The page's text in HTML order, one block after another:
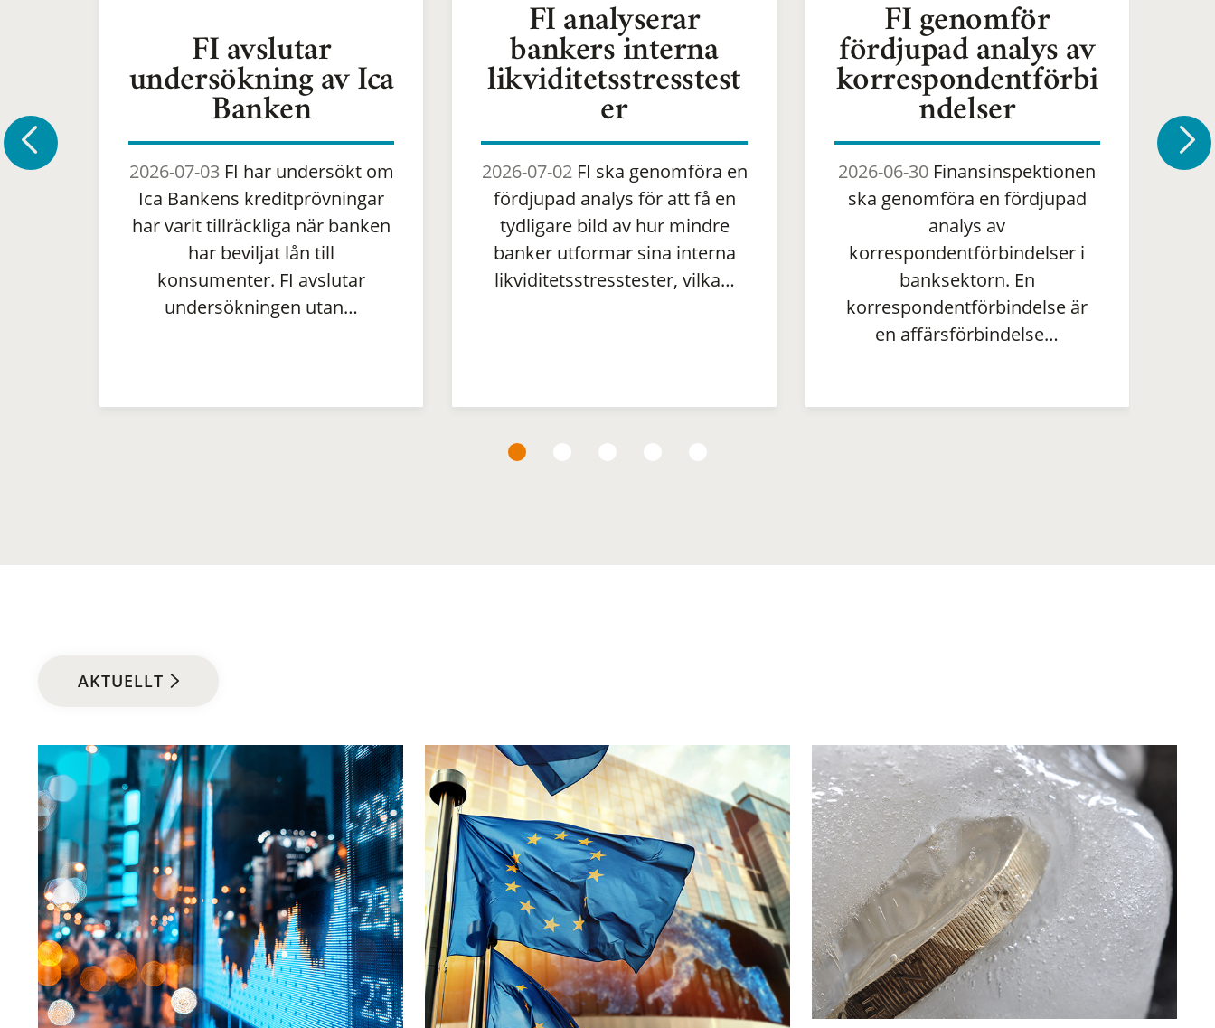
FI avslutar
undersökning av Ica
Banken
2026-07-03FI har undersökt om
Ica Bankens kreditprövningar
har varit tillräckliga när banken
har beviljat lån till
konsumenter. FI avslutar
undersökningen utan…
FI analyserar
bankers interna
likviditetsstresstest
er
2026-07-02FI ska genomföra en
fördjupad analys för att få en
tydligare bild av hur mindre
banker utformar sina interna
likviditetsstresstester, vilka…
FI genomför
fördjupad analys av
korrespondentförbi
ndelser
2026-06-30 Finansinspektionen
ska genomföra en fördjupad
analys av
korrespondentförbindelser i
banksektorn. En
korrespondentförbindelse är
en affärsförbindelse…
AKTUELLT